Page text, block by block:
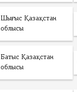
Шығыс Қазақстан
облысы
Батыс Қазақстан
облысы